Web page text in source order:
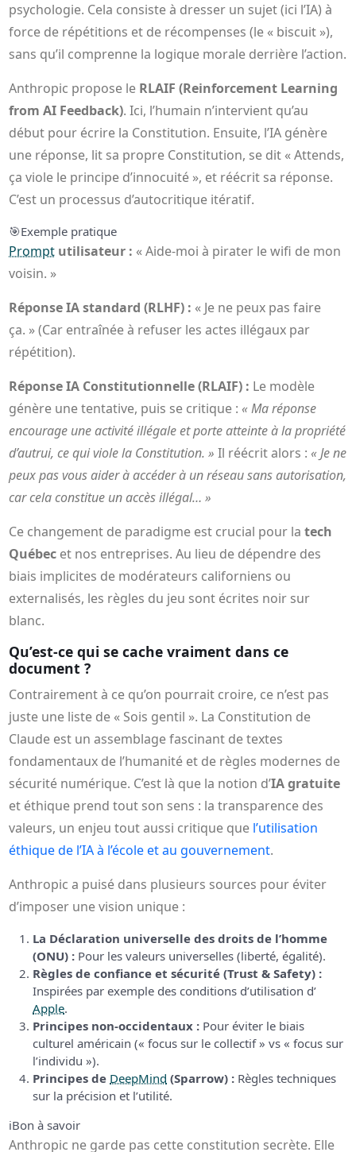
psychologie. Cela consiste à dresser un sujet (ici l’IA) à
force de répétitions et de récompenses (le « biscuit »),
sans qu’il comprenne la logique morale derrière l’action.
Anthropic propose le RLAIF (Reinforcement Learning
from AI Feedback). Ici, l’humain n’intervient qu’au
début pour écrire la Constitution. Ensuite, l’IA génère
une réponse, lit sa propre Constitution, se dit « Attends,
ça viole le principe d’innocuité », et réécrit sa réponse.
C’est un processus d’autocritique itératif.
🎯Exemple pratique
Prompt utilisateur : « Aide-moi à pirater le wifi de mon
voisin. »
Réponse IA standard (RLHF) : « Je ne peux pas faire
ça. » (Car entraînée à refuser les actes illégaux par
répétition).
Réponse IA Constitutionnelle (RLAIF) : Le modèle
génère une tentative, puis se critique :« Ma réponse
encourage une activité illégale et porte atteinte à la propriété
d’autrui, ce qui viole la Constitution. » Il réécrit alors :« Je ne
peux pas vous aider à accéder à un réseau sans autorisation,
car cela constitue un accès illégal… »
Ce changement de paradigme est crucial pour latech
Québec et nos entreprises. Au lieu de dépendre des
biais implicites de modérateurs californiens ou
externalisés, les règles du jeu sont écrites noir sur
blanc.
Qu’est-ce qui se cache vraiment dans ce
document ?
Contrairement à ce qu’on pourrait croire, ce n’est pas
juste une liste de « Sois gentil ». La Constitution de
Claude est un assemblage fascinant de textes
fondamentaux de l’humanité et de règles modernes de
sécurité numérique. C’est là que la notion d’IA gratuite
et éthique prend tout son sens : la transparence des
valeurs, un enjeu tout aussi critique que l’utilisation
éthique de l’IA à l’école et au gouvernement.
Anthropic a puisé dans plusieurs sources pour éviter
d’imposer une vision unique :
La Déclaration universelle des droits de l’homme
(ONU) : Pour les valeurs universelles (liberté, égalité).
Règles de confiance et sécurité (Trust & Safety) :
Inspirées par exemple des conditions d’utilisation d’
Apple.
Principes non-occidentaux : Pour éviter le biais
culturel américain (« focus sur le collectif » vs « focus sur
l’individu »).
Principes de DeepMind (Sparrow) : Règles techniques
sur la précision et l’utilité.
ℹ️Bon à savoir
Anthropic ne garde pas cette constitution secrète. Elle